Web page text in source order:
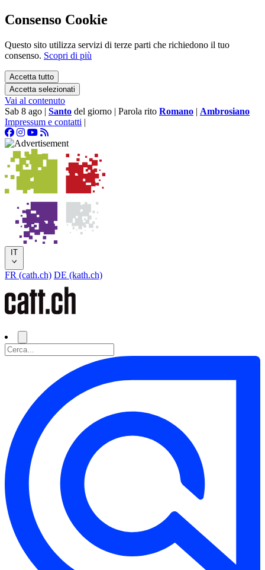
Consenso Cookie
Questo sito utilizza servizi di terze parti che richiedono il tuo
consenso. Scopri di più
Accetta tutto
Accetta selezionati
Vai al contenuto
Sab 8 ago | Santo del giorno | Parola rito Romano | Ambrosiano
Impressum e contatti |
IT
FR (cath.ch) DE (kath.ch)